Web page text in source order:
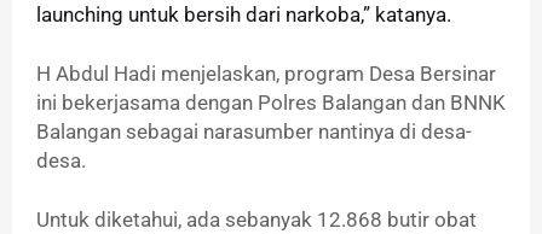
launching untuk bersih dari narkoba,” katanya.
H Abdul Hadi menjelaskan, program Desa Bersinar
ini bekerjasama dengan Polres Balangan dan BNNK
Balangan sebagai narasumber nantinya di desa-
desa.
Untuk diketahui, ada sebanyak 12.868 butir obat